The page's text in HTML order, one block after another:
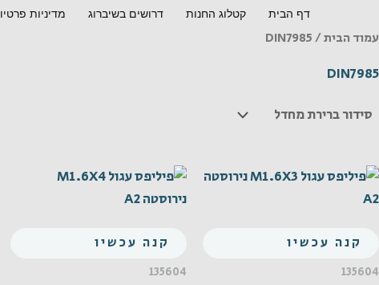
לתוכן
דף הבית קטלוג החנות דרושים בשיברוג מדיניות
עמוד הבית/ DIN7985
DIN7985
קנה עכשיו
135604
קנה עכשיו
135604